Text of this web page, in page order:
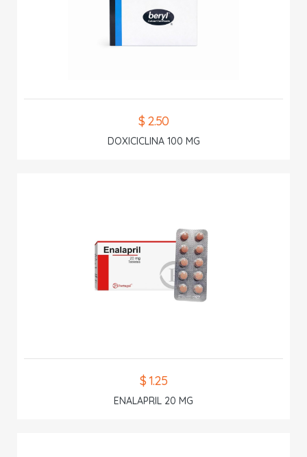
$ 2.50
DOXICICLINA 100 MG
$ 1.25
ENALAPRIL 20 MG